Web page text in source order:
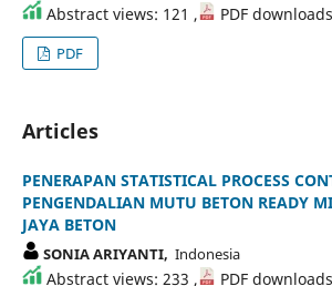
Abstract views: 121 , PDF
PDF
Articles
PENERAPAN STATISTICAL PROCESS
PENGENDALIAN MUTU BETON READY
JAYA BETON
SONIA ARIYANTI, Indonesia
Abstract views: 233 , PDF